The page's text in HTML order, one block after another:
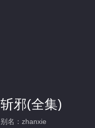
斩邪(全集)
别名：zhanxie